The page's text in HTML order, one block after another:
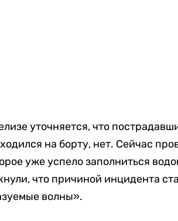
уточняется, что
на борту, нет. Сейчас
уже успело заполниться
что причиной инцидента
волны».